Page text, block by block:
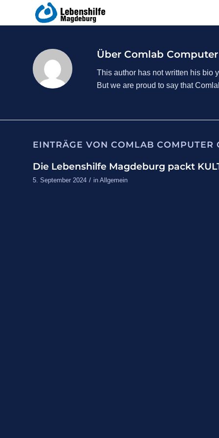
Über Comlab
This author has not written his bio
But we are proud to say that
EINTRÄGE VON COMLAB COMPUTER
Die Lebenshilfe Magdeburg packt
5. September 2024 / in Allgemein